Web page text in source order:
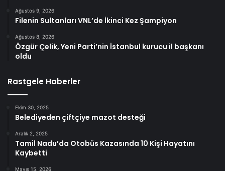
Ağustos 9, 2026
Filenin Sultanları VNL’de İkinci Kez Şampiyon
Ağustos 8, 2026
Özgür Çelik, Yeni Parti’nin İstanbul kurucu il başkanı
oldu
Rastgele Haberler
Ekim 30, 2025
Belediyeden çiftçiye mazot desteği
Aralık 2, 2025
Tamil Nadu’da Otobüs Kazasında 10 Kişi Hayatını
Kaybetti
Mayıs 15, 2026